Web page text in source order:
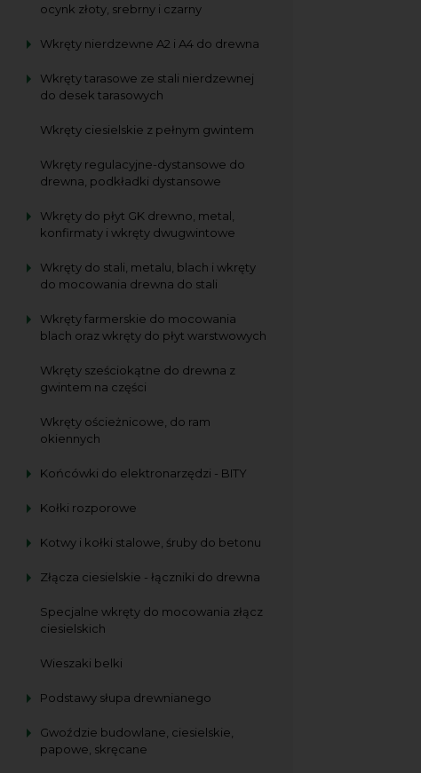
ocynk złoty, srebrny i czarny
Wkręty nierdzewne A2 i A4 do drewna
Wkręty tarasowe ze stali nierdzewnej
do desek tarasowych
Wkręty ciesielskie z pełnym gwintem
Wkręty regulacyjne-dystansowe do
drewna, podkładki dystansowe
Wkręty do płyt GK drewno, metal,
konfirmaty i wkręty dwugwintowe
Wkręty do stali, metalu, blach i wkręty
do mocowania drewna do stali
Wkręty farmerskie do mocowania
blach oraz wkręty do płyt warstwowych
Wkręty sześciokątne do drewna z
gwintem na części
Wkręty ościeżnicowe, do ram
okiennych
Końcówki do elektronarzędzi - BITY
Kołki rozporowe
Kotwy i kołki stalowe, śruby do betonu
Złącza ciesielskie - łączniki do drewna
Specjalne wkręty do mocowania złącz
ciesielskich
Wieszaki belki
Podstawy słupa drewnianego
Gwoździe budowlane, ciesielskie,
papowe, skręcane